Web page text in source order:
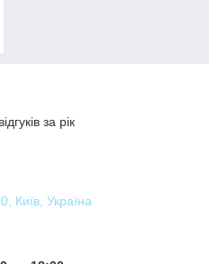
за рік
Київ, Україна